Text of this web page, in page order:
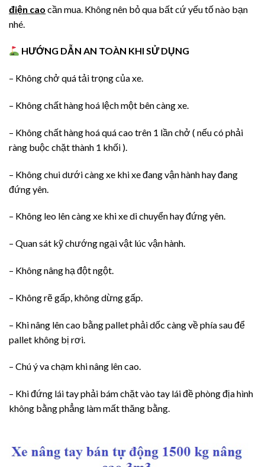
điện cao cần mua. Không nên bỏ qua bất cứ yếu tố nào bạn
nhé.
HƯỚNG DẪN AN TOÀN KHI SỬ DỤNG
– Không chở quá tải trọng của xe.
– Không chất hàng hoá lệch một bên càng xe.
– Không chất hàng hoá quá cao trên 1 lần chở ( nếu có phải
ràng buộc chặt thành 1 khối ).
– Không chui dưới càng xe khi xe đang vận hành hay đang
đứng yên.
– Không leo lên càng xe khi xe di chuyển hay đứng yên.
– Quan sát kỹ chướng ngại vật lúc vận hành.
– Không nâng hạ đột ngột.
– Không rẽ gấp, không dừng gấp.
– Khi nâng lên cao bằng pallet phải dốc càng về phía sau để
pallet không bị rơi.
– Chú ý va chạm khi nâng lên cao.
– Khi đứng lái tay phải bám chặt vào tay lái đề phòng địa hình
không bằng phẳng làm mất thăng bằng.